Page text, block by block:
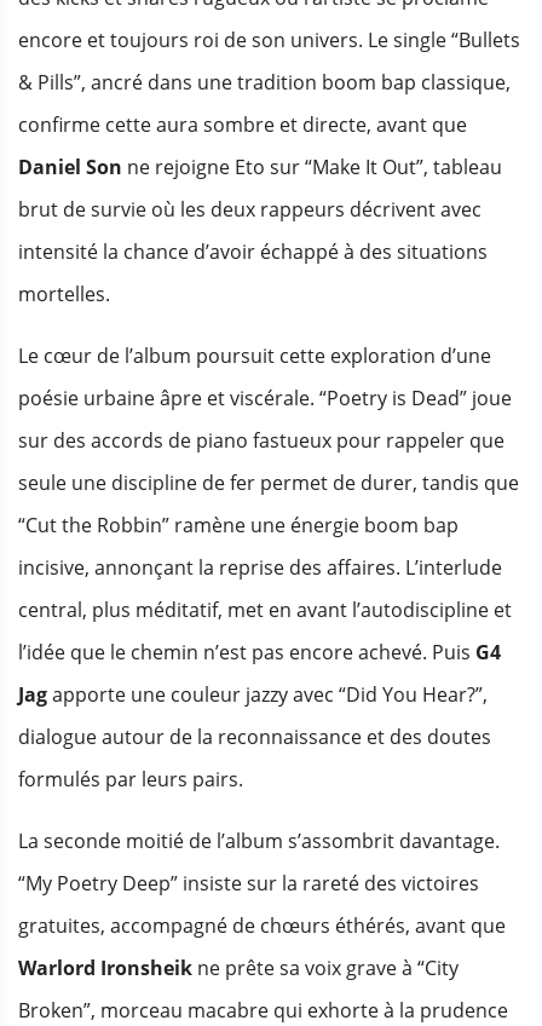
encore et toujours roi de son univers. Le single “Bullets
& Pills”, ancré dans une tradition boom bap classique,
confirme cette aura sombre et directe, avant que
Daniel Son ne rejoigne Eto sur “Make It Out”, tableau
brut de survie où les deux rappeurs décrivent avec
intensité la chance d’avoir échappé à des situations
mortelles.
Le cœur de l’album poursuit cette exploration d’une
poésie urbaine âpre et viscérale. “Poetry is Dead” joue
sur des accords de piano fastueux pour rappeler que
seule une discipline de fer permet de durer, tandis que
“Cut the Robbin” ramène une énergie boom bap
incisive, annonçant la reprise des affaires. L’interlude
central, plus méditatif, met en avant l’autodiscipline et
l’idée que le chemin n’est pas encore achevé. Puis G4
Jagapporte une couleur jazzy avec “Did You Hear?”,
dialogue autour de la reconnaissance et des doutes
formulés par leurs pairs.
La seconde moitié de l’album s’assombrit davantage.
“My Poetry Deep” insiste sur la rareté des victoires
gratuites, accompagné de chœurs éthérés, avant que
Warlord Ironsheik ne prête sa voix grave à “City
Broken”, morceau macabre qui exhorte à la prudence